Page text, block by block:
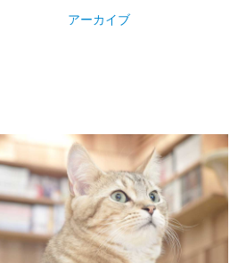
アーカイブ